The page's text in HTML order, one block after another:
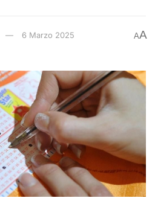
6 Marzo 2025 AA